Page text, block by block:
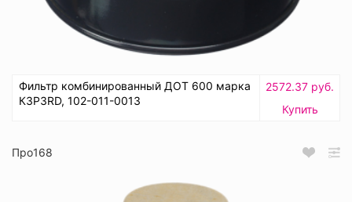
Фильтр комбинированный ДОТ 600 марка
К3Р3RD, 102-011-0013
2572.37 руб.
Купить
Про168